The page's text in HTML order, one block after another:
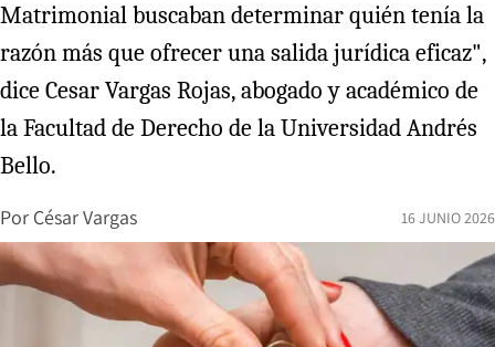
Matrimonial buscaban determinar quién tenía la
razón más que ofrecer una salida jurídica eficaz",
dice Cesar Vargas Rojas, abogado y académico de
la Facultad de Derecho de la Universidad Andrés
Bello.
Por César Vargas 16 JUNIO 2026